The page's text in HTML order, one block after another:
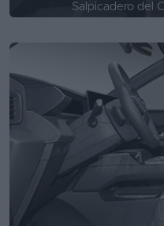
Salpicadero del